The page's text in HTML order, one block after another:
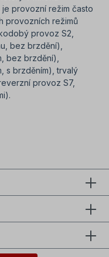
provozní režim často
provozních režimů
provoz S2,
bez brzdění),
bez brzdění),
s brzděním), trvalý
provoz S7,